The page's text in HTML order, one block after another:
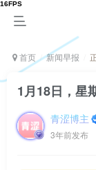
首页 新闻早报
1月18日，星
青涩博主
3年前发布